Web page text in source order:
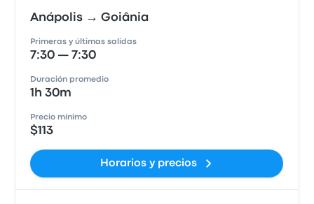
Anápolis → Goiânia
Primeras y últimas salidas
7:30 — 7:30
Duración promedio
1h 30m
Precio mínimo
$113
Horarios y precios